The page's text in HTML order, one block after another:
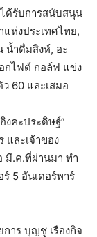
ด้รับการสนับสนุน
ห่งประเทศไทย,
น้ำดื่มสิงห์, อะ
กไฟต์ กอล์ฟ แข่ง
60 และเสมอ
งคะประดิษฐ์”
ละเจ้าของ
มี.ค.ที่ผ่านมา ทำ
ร์ 5 อันเดอร์พาร์
าร บุญชู เรืองกิจ